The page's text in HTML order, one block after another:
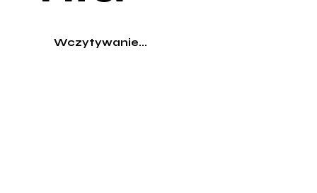
Wczytywanie...